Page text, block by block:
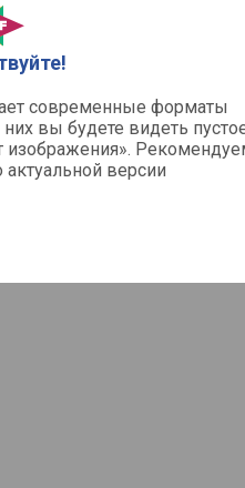
современные форматы
вы будете видеть
изображения».
версии